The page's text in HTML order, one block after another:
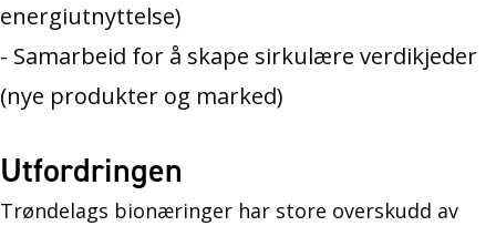
energiutnyttelse)
- Samarbeid for å skape sirkulære verdikjeder
(nye produkter og marked)
Utfordringen
Trøndelags bionæringer har store overskudd av